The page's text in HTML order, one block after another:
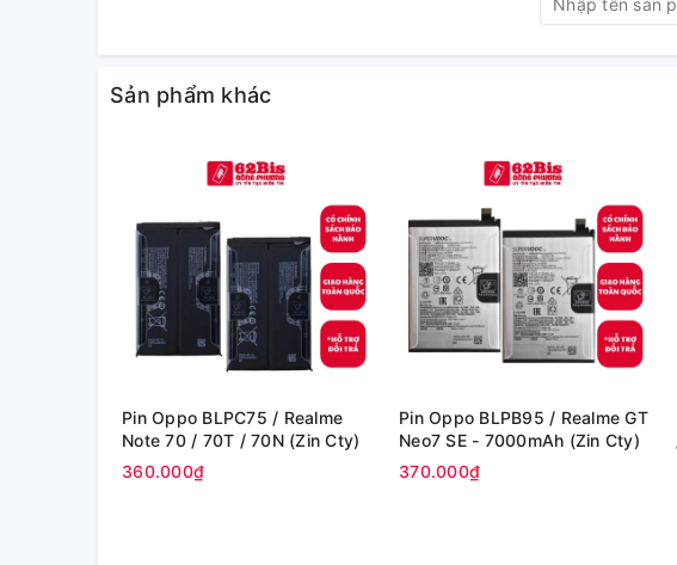
Sản phẩm khác
Pin Oppo BLPC75 / Realme
Note 70 / 70T / 70N (Zin Cty)
360.000₫
Pin Oppo BLPB95 / Realme GT
Neo7 SE - 7000mAh (Zin Cty)
370.000₫